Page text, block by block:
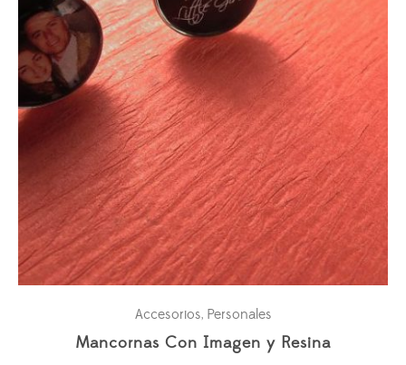
Accesorios, Personales
Mancornas Con Imagen y Resina